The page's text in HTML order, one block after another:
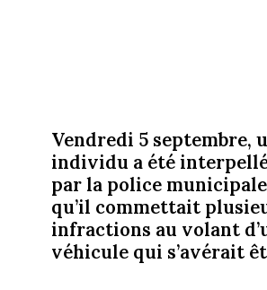
Vendredi 5 septembre,
individu a été
par la police
qu’il commettait
infractions au volant
véhicule qui s’avérait